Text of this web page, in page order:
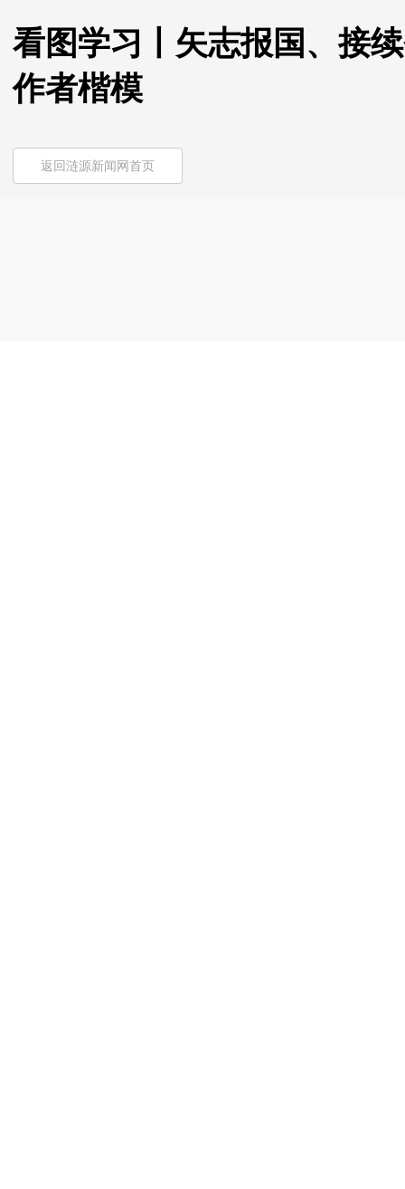
看图学习丨矢志报国、接
作者楷模
返回涟源新闻网首页